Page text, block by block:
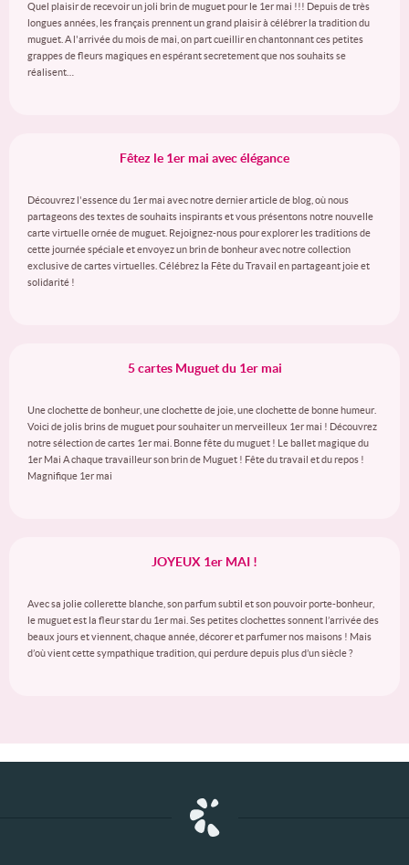
Quel plaisir de recevoir un joli brin de muguet pour le 1er mai !!! Depuis de très
longues années, les français prennent un grand plaisir à célébrer la tradition du
muguet. A l'arrivée du mois de mai, on part cueillir en chantonnant ces petites
grappes de fleurs magiques en espérant secretement que nos souhaits se
réalisent…
Fêtez le 1er mai avec élégance
Découvrez l'essence du 1er mai avec notre dernier article de blog, où nous
partageons des textes de souhaits inspirants et vous présentons notre nouvelle
carte virtuelle ornée de muguet. Rejoignez-nous pour explorer les traditions de
cette journée spéciale et envoyez un brin de bonheur avec notre collection
exclusive de cartes virtuelles. Célébrez la Fête du Travail en partageant joie et
solidarité !
5 cartes Muguet du 1er mai
Une clochette de bonheur, une clochette de joie, une clochette de bonne humeur.
Voici de jolis brins de muguet pour souhaiter un merveilleux 1er mai ! Découvrez
notre sélection de cartes 1er mai. Bonne fête du muguet ! Le ballet magique du
1er Mai A chaque travailleur son brin de Muguet ! Fête du travail et du repos !
Magnifique 1er mai
JOYEUX 1er MAI !
Avec sa jolie collerette blanche, son parfum subtil et son pouvoir porte-bonheur,
le muguet est la fleur star du 1er mai. Ses petites clochettes sonnent l’arrivée des
beaux jours et viennent, chaque année, décorer et parfumer nos maisons ! Mais
d’où vient cette sympathique tradition, qui perdure depuis plus d’un siècle ?